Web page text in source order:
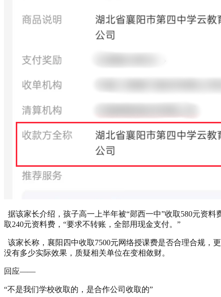
据该家长介绍，孩子高一上半年被“郧西一中”收取580元资料
取240元资料费，“要求不转账，全部用现金支付。”
该家长称，襄阳四中收取7500元网络授课费是否合理合规，
没有多少实际效果，质疑相关单位在变相敛财。
回应——
“不是我们学校收取的，是合作公司收取的”